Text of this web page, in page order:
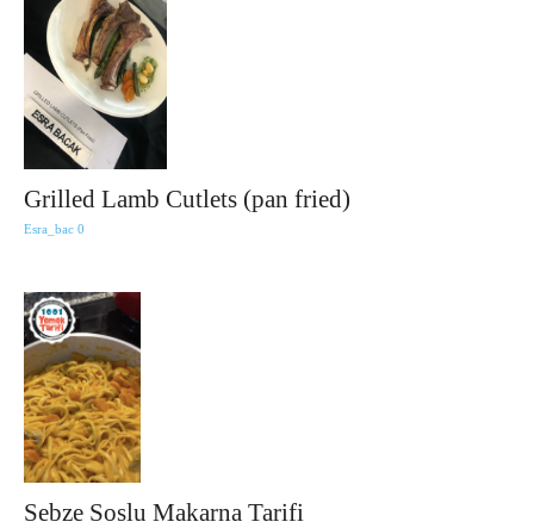
Grilled Lamb Cutlets (pan fried)
Esra_bac 0
Sebze Soslu Makarna Tarifi